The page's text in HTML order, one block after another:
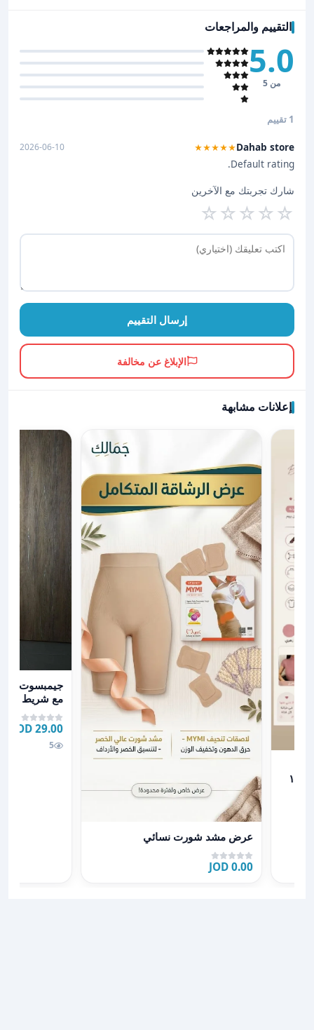
التقييم والمراجعات
5.0
من 5
1 تقييم
Dahab store
★★★★★
2026-06-10
Default rating.
شارك تجربتك مع الآخرين
☆
☆
☆
☆
☆
إرسال التقييم
الإبلاغ عن مخالفة
إعلانات مشابهة
عرض تفاصيل عرض مشد شورت نسائي
عرض مشد شورت نسائي
0.00 JOD
جيمبسوت
مع شريط
بني🤎 خمري
29.00 JOD
5